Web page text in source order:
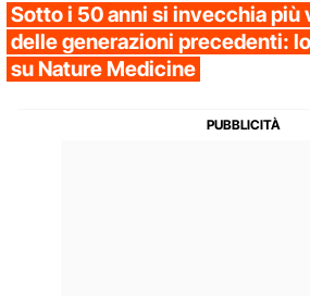
Sotto i 50 anni si invecchia più
delle generazioni precedenti:
su Nature Medicine